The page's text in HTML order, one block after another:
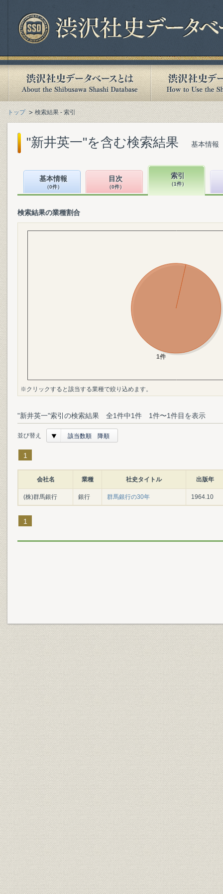
トップ 検索結果 - 索引
"新井英一"を含む検索結果 基本情報
基本情報
（0件）
目次
（0件）
索引
（1件）
検索結果の業種割合
※クリックすると該当する業種で絞り込めます。
"新井英一"索引の検索結果 全1件中1件 1件〜1件目を表示
並び替え 該当数順 降順
1
会社名 業種 社史タイトル 出版年
(株)群馬銀行 銀行 群馬銀行の30年 1964.10
1